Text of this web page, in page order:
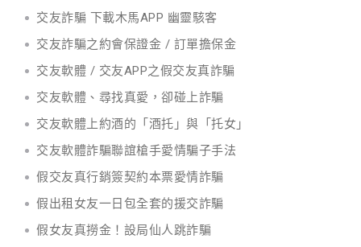
交友詐騙 下載木馬APP 幽靈駭客
交友詐騙之約會保證金 / 訂單擔保金
交友軟體 / 交友APP之假交友真詐騙
交友軟體、尋找真愛，卻碰上詐騙
交友軟體上約酒的「酒托」與「托女」
交友軟體詐騙聯誼槍手愛情騙子手法
假交友真行銷簽契約本票愛情詐騙
假出租女友一日包全套的援交詐騙
假女友真撈金！設局仙人跳詐騙